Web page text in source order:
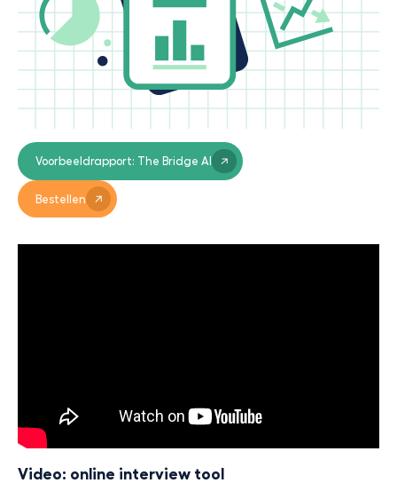
Bestellen
Voorbeeldrapport: The Bridge AI
Video: online interview tool